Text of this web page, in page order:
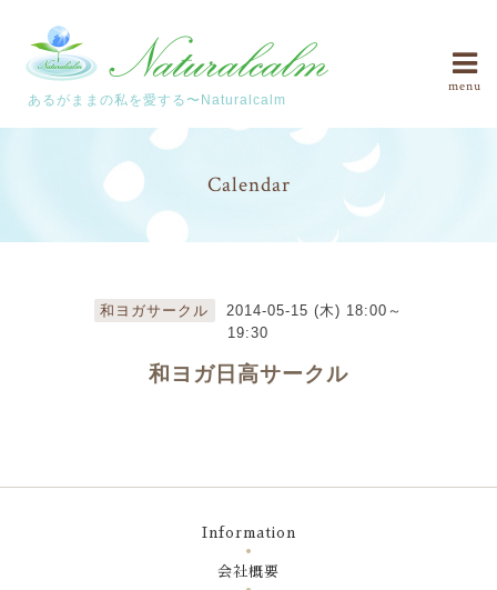
あるがままの私を愛する〜Naturalcalm
menu
Calendar
和ヨガサークル
2014-05-15 (木) 18:00～
19:30
和ヨガ日高サークル
Information
会社概要